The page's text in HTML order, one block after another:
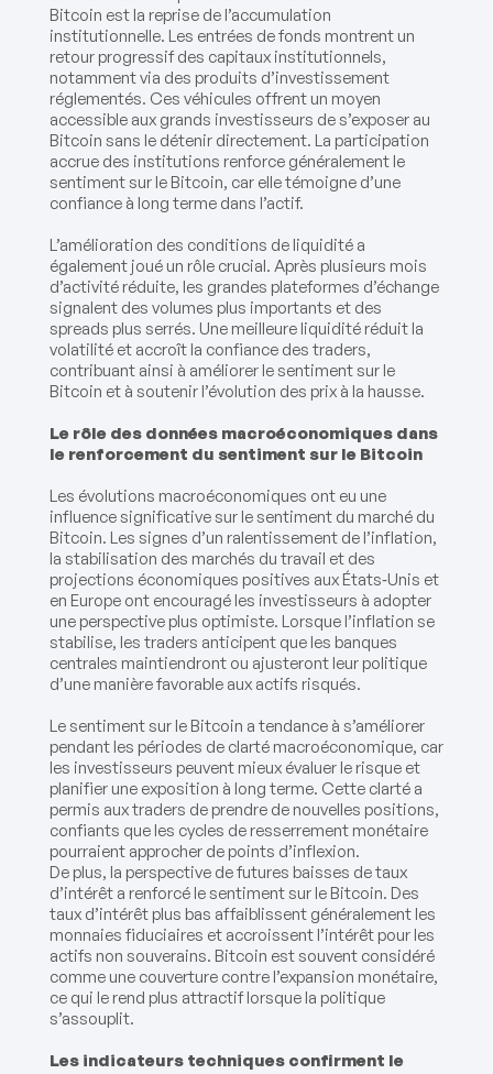
Bitcoin est la reprise de l’accumulation
institutionnelle. Les entrées de fonds montrent un
retour progressif des capitaux institutionnels,
notamment via des produits d’investissement
réglementés. Ces véhicules offrent un moyen
accessible aux grands investisseurs de s’exposer au
Bitcoin sans le détenir directement. La participation
accrue des institutions renforce généralement le
sentiment sur le Bitcoin, car elle témoigne d’une
confiance à long terme dans l’actif.
L’amélioration des conditions de liquidité a
également joué un rôle crucial. Après plusieurs mois
d’activité réduite, les grandes plateformes d’échange
signalent des volumes plus importants et des
spreads plus serrés. Une meilleure liquidité réduit la
volatilité et accroît la confiance des traders,
contribuant ainsi à améliorer le sentiment sur le
Bitcoin et à soutenir l’évolution des prix à la hausse.
Le rôle des données macroéconomiques dans
le renforcement du sentiment sur le Bitcoin
Les évolutions macroéconomiques ont eu une
influence significative sur le sentiment du marché du
Bitcoin. Les signes d’un ralentissement de l’inflation,
la stabilisation des marchés du travail et des
projections économiques positives aux États‑Unis et
en Europe ont encouragé les investisseurs à adopter
une perspective plus optimiste. Lorsque l’inflation se
stabilise, les traders anticipent que les banques
centrales maintiendront ou ajusteront leur politique
d’une manière favorable aux actifs risqués.
Le sentiment sur le Bitcoin a tendance à s’améliorer
pendant les périodes de clarté macroéconomique, car
les investisseurs peuvent mieux évaluer le risque et
planifier une exposition à long terme. Cette clarté a
permis aux traders de prendre de nouvelles positions,
confiants que les cycles de resserrement monétaire
pourraient approcher de points d’inflexion.
De plus, la perspective de futures baisses de taux
d’intérêt a renforcé le sentiment sur le Bitcoin. Des
taux d’intérêt plus bas affaiblissent généralement les
monnaies fiduciaires et accroissent l’intérêt pour les
actifs non souverains. Bitcoin est souvent considéré
comme une couverture contre l’expansion monétaire,
ce qui le rend plus attractif lorsque la politique
s’assouplit.
Les indicateurs techniques confirment le